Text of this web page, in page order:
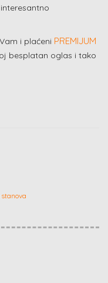
i plaćeni PREMIJUM
besplatan oglas i tako